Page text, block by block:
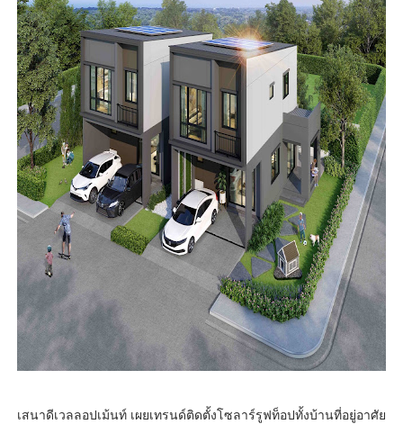
เสนาดีเวลลอปเม้นท์ เผยเทรนด์ติดตั้งโซลาร์รูฟท็อปทั้งบ้านที่อยู่อาศัย